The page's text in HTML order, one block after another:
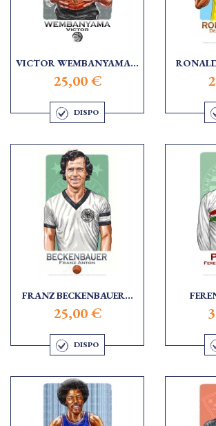
VICTOR WEMBANYAMA...
25,00 €
DISPO
FRANZ BECKENBAUER...
25,00 €
DISPO